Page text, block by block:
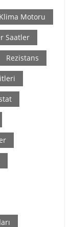
Klima Motoru
Saatler
Rezistans